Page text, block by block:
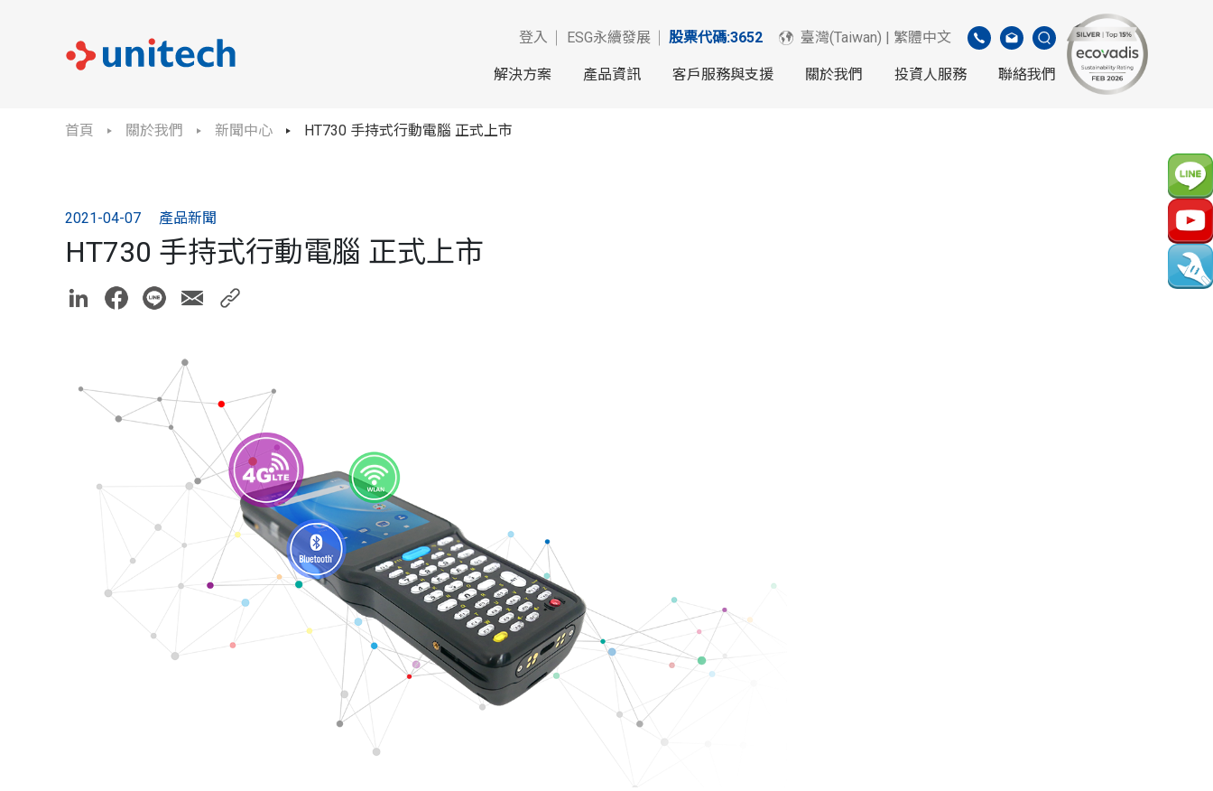
登入 ESG永續發展 股票代碼:3652 臺灣(Taiwan) | 繁體中文
解決方案 產品資訊 客戶服務與支援 關於我們 投資人服務 聯絡我們
首頁 關於我們 新聞中心 HT730 手持式行動電腦 正式上市
2021-04-07 產品新聞
HT730 手持式行動電腦 正式上市